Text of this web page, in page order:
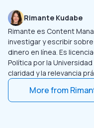
Rimante Kudabe
Rimante es Content
investigar y escribir
dinero en línea. Es
Política por la
claridad y la relevancia
More from